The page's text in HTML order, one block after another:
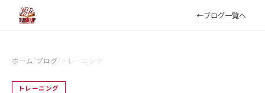
ブログ一覧へ
ホーム/ブログ/ トレーニング
トレーニング